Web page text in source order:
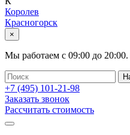
Королев
Красногорск
×
Мы работаем с 09:00 до 20:00.
+7 (495) 101-21-98
Заказать звонок
Рассчитать стоимость